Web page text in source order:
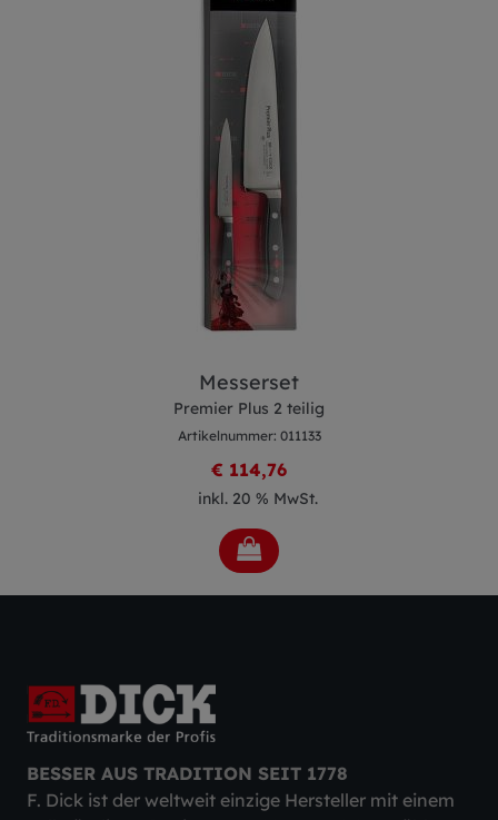
Messerset
Premier Plus 2 teilig
Artikelnummer: 011133
€ 114,76
inkl. 20 % MwSt.
BESSER AUS TRADITION SEIT 1778
F. Dick ist der weltweit einzige Hersteller mit einem